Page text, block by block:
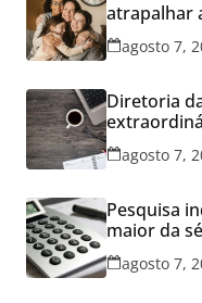
atrapalhar
agosto 7,
Diretoria
agosto 7,
Pesquisa
maior da
agosto 7,